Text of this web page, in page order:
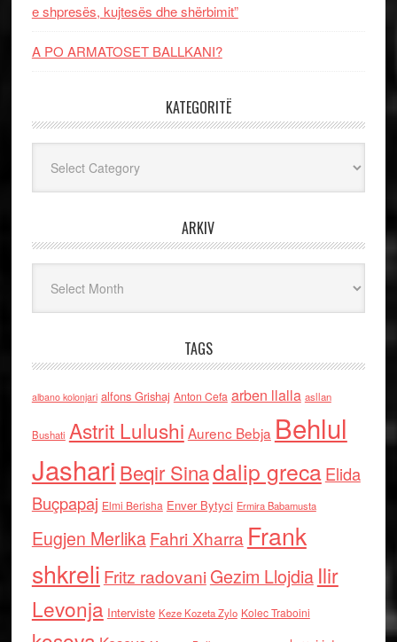
e shpresës, kujtesës dhe shërbimit”
A PO ARMATOSET BALLKANI?
KATEGORITË
ARKIV
TAGS
albano kolonjari alfons Grishaj Anton Cefa arben llalla asllan
Bushati Astrit Lulushi Aurenc Bebja Behlul
Jashari Beqir Sinadalip grecaElida
Buçpapaj Elmi Berisha Enver Bytyci Ermira Babamusta
Eugjen MerlikaFahri Xharra Frank
shkreli Fritz radovaniGezim Llojdia Ilir
Levonja Interviste Keze Kozeta Zylo Kolec Traboini